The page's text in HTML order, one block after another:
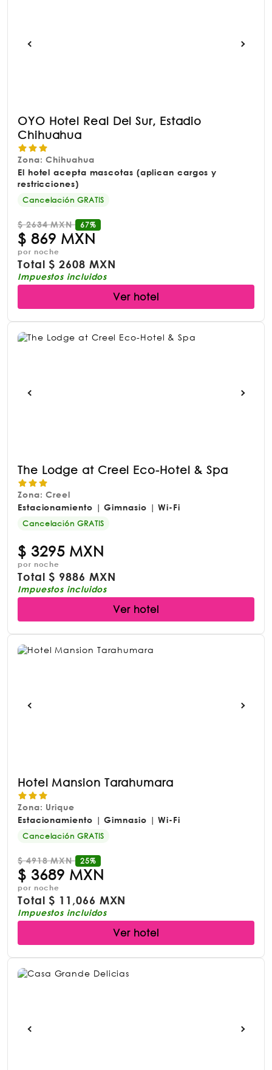
OYO Hotel Real Del Sur, Estadio
Chihuahua
Zona: Chihuahua
El hotel acepta mascotas (aplican cargos y
restricciones)
Cancelación GRATIS
$2634 MXN 67%
$ 869 MXN
por noche
Total$2608 MXN
Impuestos incluidos
Ver hotel
The Lodge at Creel Eco-Hotel & Spa
Zona: Creel
Estacionamiento | Gimnasio | Wi-Fi
Cancelación GRATIS
$ 3295 MXN
por noche
Total$ 9886 MXN
Impuestos incluidos
Ver hotel
Hotel Mansion Tarahumara
Zona: Urique
Estacionamiento | Gimnasio | Wi-Fi
Cancelación GRATIS
$4918 MXN 25%
$ 3689 MXN
por noche
Total$ 11,066 MXN
Impuestos incluidos
Ver hotel